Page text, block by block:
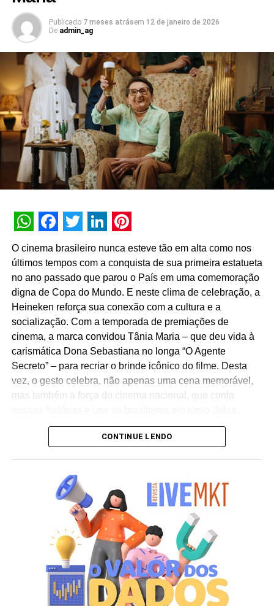
Kavak, usando o espaço como ponto de contato com o
consumidor e como ferramenta de construção de marca. A
dinâmica da campanha reforça essa proposta ao
incentivar diferentes produtos e etapas da jornada do
cliente, além de toda segurança nas transações e de
nossos veículos seminovos”, afirma Guilherme Spinace,
diretor de pós-venda e experiência do cliente da Kavak
Brasil.
Publicado 7 meses atrásem 12 de janeiro de 2026
De admin_ag
WhatsApp
Facebook
Twitter
LinkedIn
Pinterest
O cinema brasileiro nunca esteve tão em alta como nos
últimos tempos com a conquista de sua primeira estatueta
no ano passado que parou o País em uma comemoração
digna de Copa do Mundo. E neste clima de celebração, a
Heineken reforça sua conexão com a cultura e a
socialização. Com a temporada de premiações de
cinema, a marca convidou Tânia Maria – que deu vida à
carismática Dona Sebastiana no longa “O Agente
Secreto” – para recriar o brinde icônico do filme. Desta
vez, o gesto celebra, não apenas uma cena memorável,
mas também a força do cinema nacional, que conta
sempre esteve ligada a momentos de
cinema nacional e reforçar nosso compromisso com a
socialização e em reunir as pessoas em momentos de
celebração”, afirma Williane Vieira, gerente de marketing
da Heineken no Brasil.
Para Laura Esteves, CCO da LePub São Paulo, “o
cinema brasileiro tem o poder de reunir pessoas e criar
conexões verdadeiras. Recriar o brinde icônico da Dona
Tânia em ‘O Agente Secreto’ é uma forma de celebrar
CONTINUE LENDO